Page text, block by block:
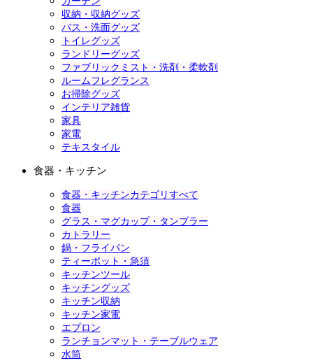
収納・収納グッズ
バス・洗面グッズ
トイレグッズ
ランドリーグッズ
ファブリックミスト・洗剤・柔軟剤
ルームフレグランス
お掃除グッズ
インテリア雑貨
家具
家電
テキスタイル
食器・キッチン
食器・キッチンカテゴリすべて
食器
グラス・マグカップ・タンブラー
カトラリー
鍋・フライパン
ティーポット・急須
キッチンツール
キッチングッズ
キッチン収納
キッチン家電
エプロン
ランチョンマット・テーブルウェア
水筒